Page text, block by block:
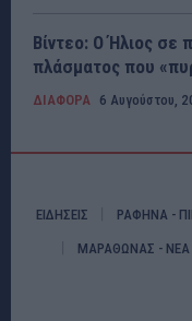
Βίντεο: Ο Ήλιος σε
πλάσματος που
ΔΙΑΦΟΡΑ 6 Αυγούστου,
ΕΙΔΗΣΕΙΣ ΡΑΦΗΝΑ -
ΜΑΡΑΘΩΝΑΣ -